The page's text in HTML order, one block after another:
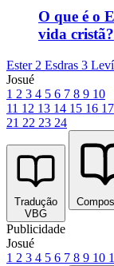
O que é o
vida cristã?
Ester 2 Esdras 3
Josué
1 2 3 4 5 6 7 8 9 10
11 12 13 14 15 16 17
21 22 23 24
Tradução
VBG
Publicidade
Josué
1 2 3 4 5 6 7 8 9 10